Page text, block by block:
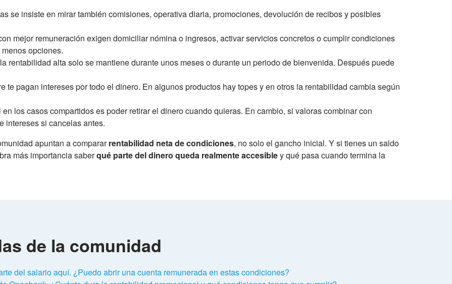
se insiste en mirar también comisiones, operativa diaria, promociones, devolución de recibos y posibles
mejor remuneración exigen domiciliar nómina o ingresos, activar servicios concretos o cumplir condiciones
opciones.
rentabilidad alta solo se mantiene durante unos meses o durante un periodo de bienvenida. Después puede
te pagan intereses por todo el dinero. En algunos productos hay topes y en otros la rentabilidad cambia según
los casos compartidos es poder retirar el dinero cuando quieras. En cambio, si valoras combinar con
intereses si cancelas antes.
apuntan a compararrentabilidad neta de condiciones, no solo el gancho inicial. Y si tienes un saldo
más importancia saberqué parte del dinero queda realmente accesibley qué pasa cuando termina la
de la comunidad
del salario aquí. ¿Puedo abrir una cuenta remunerada en estas condiciones?